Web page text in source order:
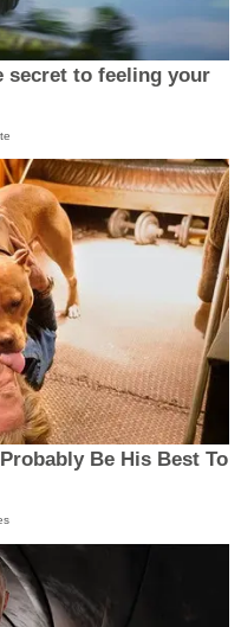
secret to feeling your
Be His Best To